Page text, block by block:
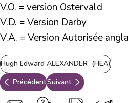
V.O. = version Ostervald
V.D. = Version Darby
V.A. = Version Autorisée
Hugh Edward ALEXANDER (HEA)
PrécédentSuivant